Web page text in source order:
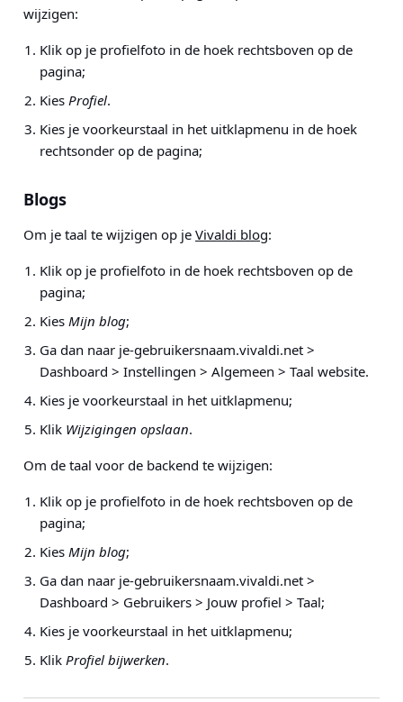
wijzigen:
Klik op je profielfoto in de hoek rechtsboven op de
pagina;
Kies Profiel.
Kies je voorkeurstaal in het uitklapmenu in de hoek
rechtsonder op de pagina;
Blogs
Om je taal te wijzigen op je Vivaldi blog:
Klik op je profielfoto in de hoek rechtsboven op de
pagina;
Kies Mijn blog;
Ga dan naar je-gebruikersnaam.vivaldi.net >
Dashboard > Instellingen > Algemeen > Taal website.
Kies je voorkeurstaal in het uitklapmenu;
Klik Wijzigingen opslaan.
Om de taal voor de backend te wijzigen:
Klik op je profielfoto in de hoek rechtsboven op de
pagina;
Kies Mijn blog;
Ga dan naar je-gebruikersnaam.vivaldi.net >
Dashboard > Gebruikers > Jouw profiel > Taal;
Kies je voorkeurstaal in het uitklapmenu;
Klik Profiel bijwerken.